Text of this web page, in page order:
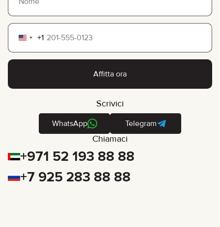
United
States
+1
Affitta ora
Scrivici
WhatsApp Telegram
Chiamaci
+971 52 193 88 88
+7 925 283 88 88